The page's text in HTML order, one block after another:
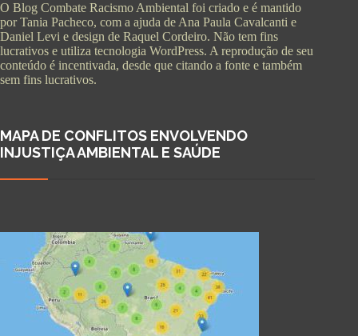
O Blog Combate Racismo Ambiental foi criado e é mantido
por Tania Pacheco, com a ajuda de Ana Paula Cavalcanti e
Daniel Levi e design de Raquel Cordeiro. Não tem fins
lucrativos e utiliza tecnologia WordPress. A reprodução de seu
conteúdo é incentivada, desde que citando a fonte e também
sem fins lucrativos.
MAPA DE CONFLITOS ENVOLVENDO
INJUSTIÇA AMBIENTAL E SAÚDE